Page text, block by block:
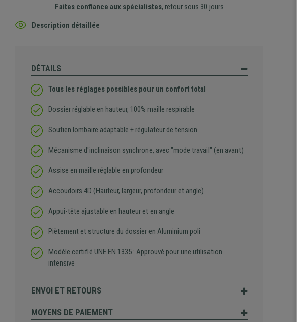
Faites confiance aux spécialistes, retour sous 30 jours
Description détaillée
DÉTAILS
Tous les réglages possibles pour un confort total
Dossier réglable en hauteur, 100% maille respirable
Soutien lombaire adaptable + régulateur de tension
Mécanisme d'inclinaison synchrone, avec "mode travail" (en avant)
Assise en maille réglable en profondeur
Accoudoirs 4D (Hauteur, largeur, profondeur et angle)
Appui-tête ajustable en hauteur et en angle
Piètement et structure du dossier en Aluminium poli
Modèle certifié UNE EN 1335 : Approuvé pour une utilisation
intensive
ENVOI ET RETOURS
MOYENS DE PAIEMENT